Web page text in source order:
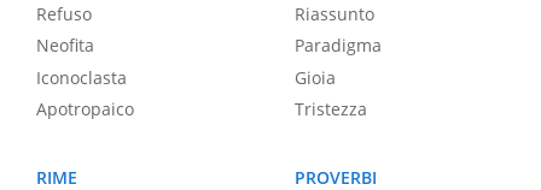
Refuso
Neofita
Iconoclasta
Apotropaico
Riassunto
Paradigma
Gioia
Tristezza
RIME
PROVERBI